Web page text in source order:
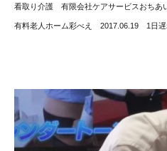
看取り介護 有限会社ケアサービスおちあ
有料老人ホーム彩べえ 2017.06.19 1日遅